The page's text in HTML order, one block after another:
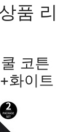
품 리
코튼
화이트